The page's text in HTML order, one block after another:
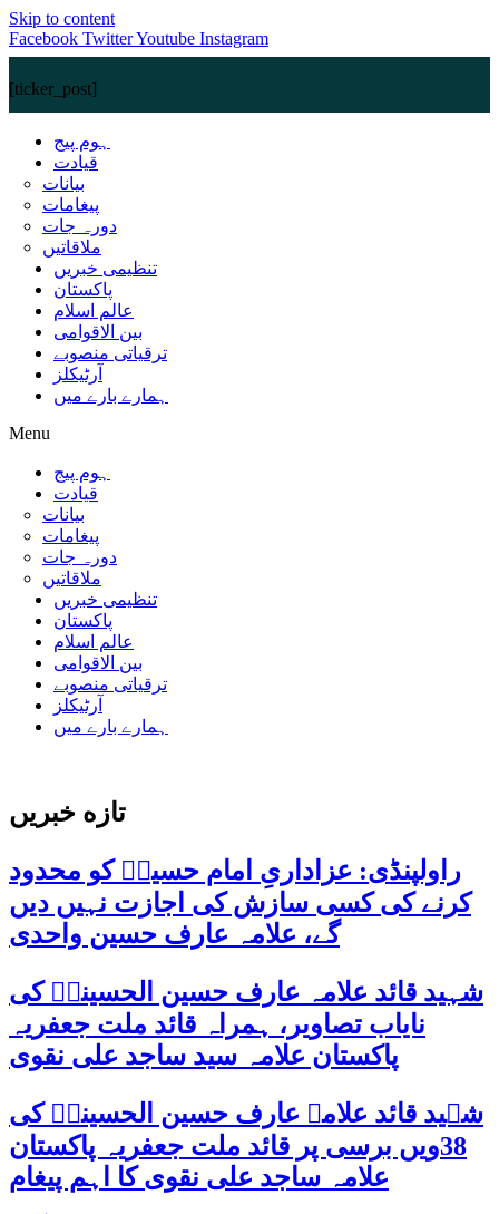
Skip to content
Facebook TwitterYoutube Instagram
[ticker_post]
ہوم پیج
قیادت
بیانات
پیغامات
دورہ جات
ملاقاتیں
تنظیمی خبریں
پاکستان
عالم اسلام
بین الاقوامی
ترقیاتی منصوبے
آرٹیکلز
ہمارے بارے میں
Menu
ہوم پیج
قیادت
بیانات
پیغامات
دورہ جات
ملاقاتیں
تنظیمی خبریں
پاکستان
عالم اسلام
بین الاقوامی
ترقیاتی منصوبے
آرٹیکلز
ہمارے بارے میں
تازه خبریں
راولپنڈی: عزاداریِ امام حسینؑ کو محدود
کرنے کی کسی سازش کی اجازت نہیں دیں
گے، علامہ عارف حسین واحدی
شہید قائد علامہ عارف حسین الحسینیؒ کی
نایاب تصاویر، ہمراہ قائد ملت جعفریہ
پاکستان علامہ سید ساجد علی نقوی
شہید قائد علامہ عارف حسین الحسینیؒ کی
38ویں برسی پر قائد ملت جعفریہ پاکستان
علامہ ساجد علی نقوی کا اہم پیغام